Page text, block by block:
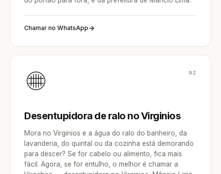
Chamar no WhatsApp
02
Desentupidora de ralo no Virginios
Mora no Virginios e a água do ralo do banheiro, da
lavanderia, do quintal ou da cozinha está demorando
para descer? Se for cabelo ou alimento, fica mais
fácil. Agora, se for entulho, o melhor é chamar a